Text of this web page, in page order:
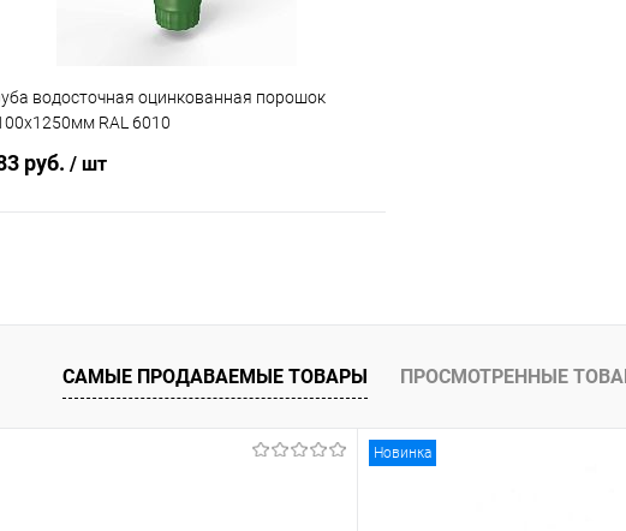
водосточная оцинкованная порошок
RAL 6010
руб. / шт
Купить в 1 клик Сравнение
В избранное Под заказ
САМЫЕ ПРОДАВАЕМЫЕ ТОВАРЫ ПРОСМОТРЕННЫЕ
Новинка